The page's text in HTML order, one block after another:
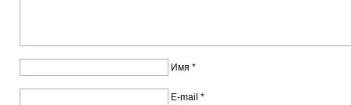
Имя *
E-mail *